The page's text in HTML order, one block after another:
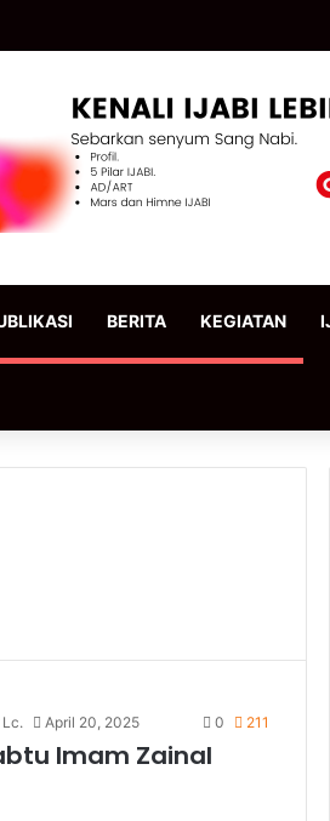
BERITA KEGIATAN
April 20, 2025 0 211
Imam Zainal